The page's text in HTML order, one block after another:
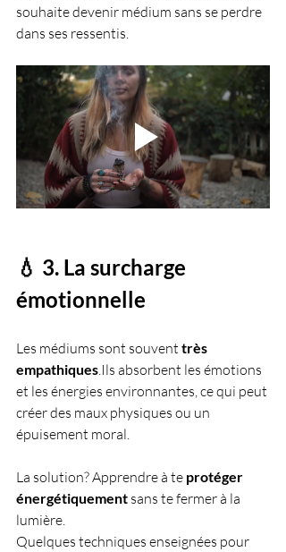
souhaite devenir médium sans se perdre
dans ses ressentis.
💧 3. La surcharge
émotionnelle
Les médiums sont souvent très
empathiques .Ils absorbent les émotions
et les énergies environnantes, ce qui peut
créer des maux physiques ou un
épuisement moral.
La solution? Apprendre à te protéger
énergétiquement sans te fermer à la
lumière.
Quelques techniques enseignées pour